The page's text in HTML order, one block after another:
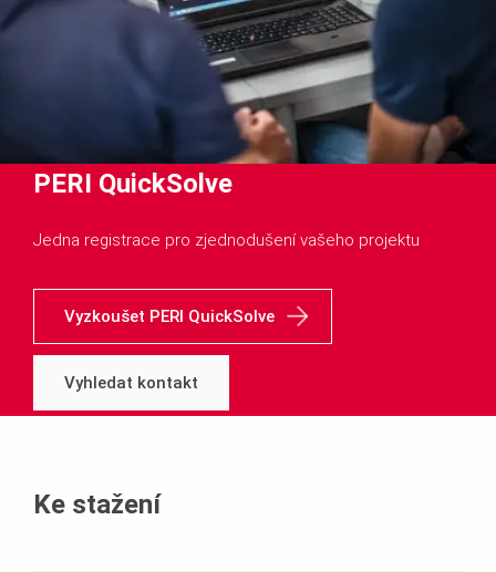
PERI QuickSolve
Jedna registrace pro zjednodušení vašeho projektu
Vyzkoušet PERI QuickSolve
Vyhledat kontakt
Ke stažení